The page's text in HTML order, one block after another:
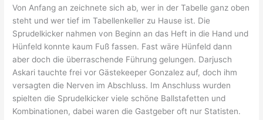
Von Anfang an zeichnete sich ab, wer in der Tabelle ganz oben
steht und wer tief im Tabellenkeller zu Hause ist. Die
Sprudelkicker nahmen von Beginn an das Heft in die Hand und
Hünfeld konnte kaum Fuß fassen. Fast wäre Hünfeld dann
aber doch die überraschende Führung gelungen. Darjusch
Askari tauchte frei vor Gästekeeper Gonzalez auf, doch ihm
versagten die Nerven im Abschluss. Im Anschluss wurden
spielten die Sprudelkicker viele schöne Ballstafetten und
Kombinationen, dabei waren die Gastgeber oft nur Statisten.